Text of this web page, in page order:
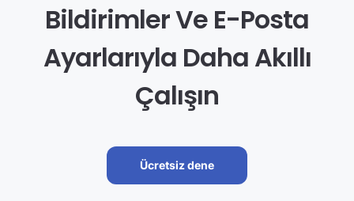
Bildirimler Ve E-Posta
Ayarlarıyla Daha Akıllı
Çalışın
Ücretsiz dene